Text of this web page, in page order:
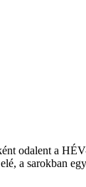
odalent a
a sarokban